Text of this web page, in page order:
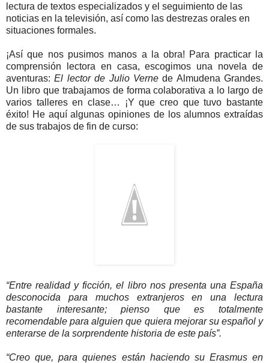
lectura de textos especializados y el seguimiento de las
noticias en la televisión, así como las destrezas orales en
situaciones formales.
¡Así que nos pusimos manos a la obra! Para practicar la
comprensión lectora en casa, escogimos una novela de
aventuras:El lector de Julio Vernede Almudena Grandes.
Un libro que trabajamos de forma colaborativa a lo largo de
varios talleres en clase… ¡Y que creo que tuvo bastante
éxito! He aquí algunas opiniones de los alumnos extraídas
de sus trabajos de fin de curso:
“Entre realidad y ficción, el libro nos presenta una España
desconocida para muchos extranjeros en una lectura
bastante interesante; pienso que es totalmente
recomendable para alguien que quiera mejorar su español y
enterarse de la sorprendente historia de este país”.
“Creo que, para quienes están haciendo su Erasmus en